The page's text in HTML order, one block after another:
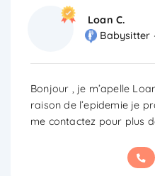
Loan C.
Babysitter
Bonjour , je m’apelle
raison de l’epidemie je
me contactez pour plus